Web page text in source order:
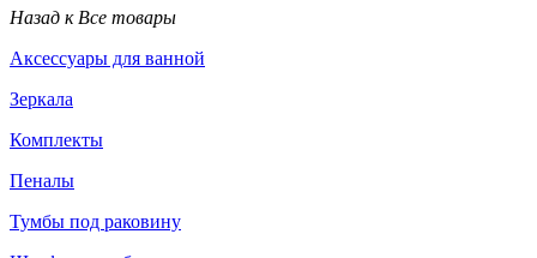
Назад к Все товары
Аксессуары для ванной
Зеркала
Комплекты
Пеналы
Тумбы под раковину